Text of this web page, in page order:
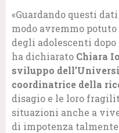
«Guardando questi
modo avremmo
degli adolescenti dopo
ha dichiarato Chiara
sviluppo
coordinatrice della
disagio e le loro
situazioni anche a
di impotenza